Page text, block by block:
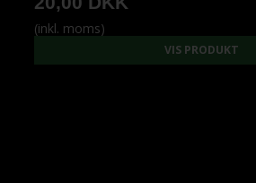
(inkl. moms)
VIS PRODUKT